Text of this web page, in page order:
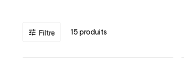
 Filtre 15 produits